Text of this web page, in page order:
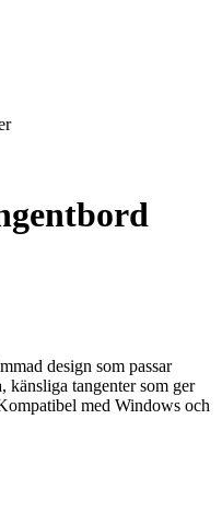
design som passar
känsliga tangenter som ger
med Windows och